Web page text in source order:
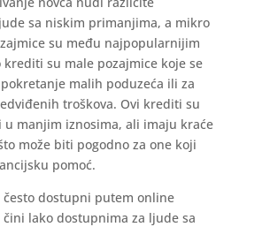
sa niskim primanjima, a mikro
su među najpopularnijim
su male pozajmice koje se
malih poduzeća ili za
troškova. Ovi krediti su
manjim iznosima, ali imaju kraće
može biti pogodno za one koji
pomoć.
dostupni putem online
lako dostupnima za ljude sa